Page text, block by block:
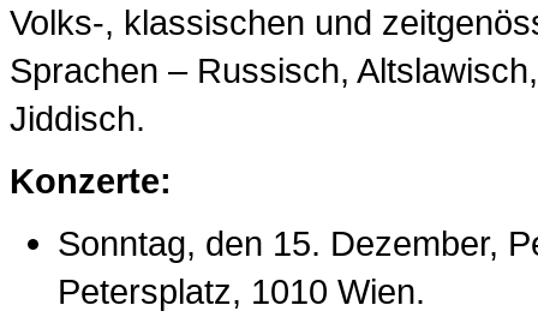
Volks-, klassischen und
Sprachen – Russisch,
Jiddisch.
Konzerte:
Sonntag, den 15. Dezember,
Petersplatz, 1010 Wien.